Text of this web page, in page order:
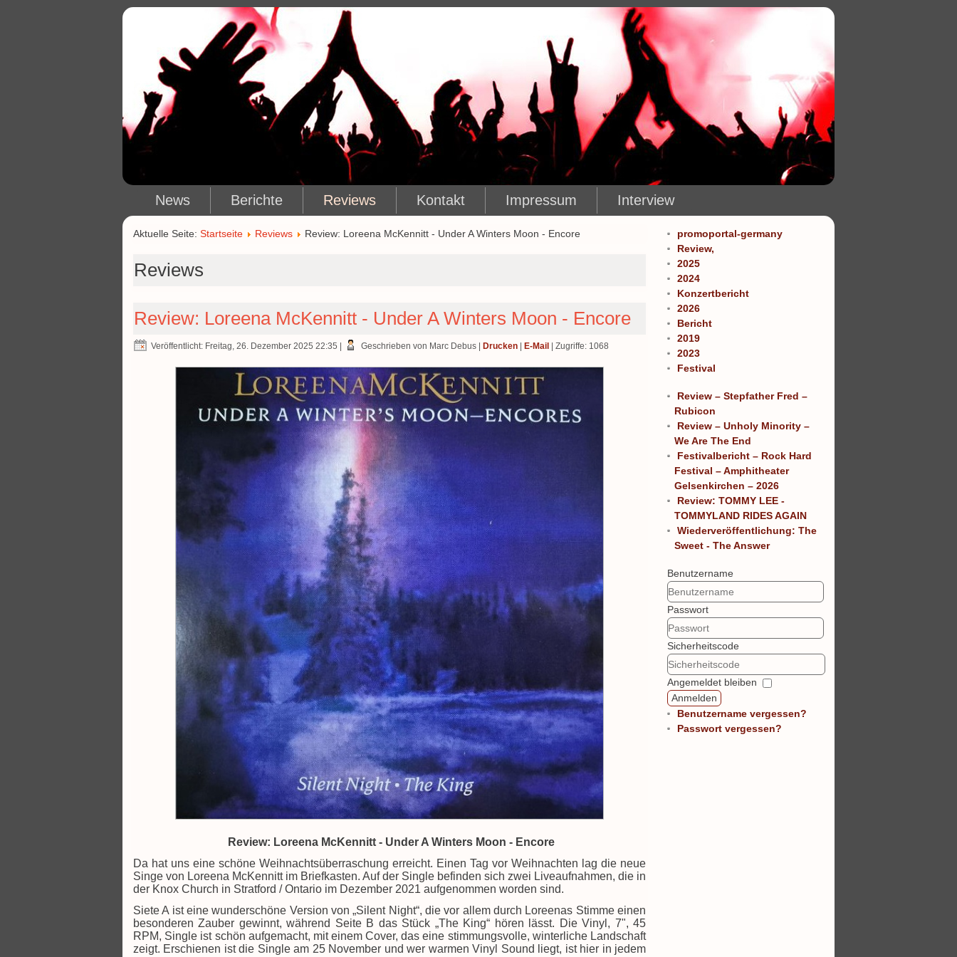
News Berichte Reviews Kontakt Impressum Interview
Aktuelle Seite: Startseite Reviews Review: Loreena McKennitt - Under A Winters Moon - Encore
Reviews
Review: Loreena McKennitt - Under A Winters Moon - Encore
Veröffentlicht: Freitag, 26. Dezember 2025 22:35 Geschrieben von Marc Debus Drucken E-Mail | Zugriffe: 1068
Review: Loreena McKennitt - Under A Winters Moon - Encore
Da hat uns eine schöne Weihnachtsüberraschung erreicht. Einen Tag vor Weihnachten lag die neue
Singe von Loreena McKennitt im Briefkasten. Auf der Single befinden sich zwei Liveaufnahmen, die in
der Knox Church in Stratford / Ontario im Dezember 2021 aufgenommen worden sind.
Siete A ist eine wunderschöne Version von „Silent Night“, die vor allem durch Loreenas Stimme einen
besonderen Zauber gewinnt, während Seite B das Stück „The King“ hören lässt. Die Vinyl, 7", 45
RPM, Single ist schön aufgemacht, mit einem Cover, das eine stimmungsvolle, winterliche Landschaft
zeigt. Erschienen ist die Single am 25 November und wer warmen Vinyl Sound liegt, ist hier in jedem
promoportal-germany
Review,
2025
2024
Konzertbericht
2026
Bericht
2019
2023
Festival
Review – Stepfather Fred –
Rubicon
Review – Unholy Minority –
We Are The End
Festivalbericht – Rock Hard
Festival – Amphitheater
Gelsenkirchen – 2026
Review: TOMMY LEE -
TOMMYLAND RIDES AGAIN
Wiederveröffentlichung: The
Sweet - The Answer
Benutzername
Passwort
Sicherheitscode
Angemeldet bleiben
Anmelden
Benutzername vergessen?
Passwort vergessen?